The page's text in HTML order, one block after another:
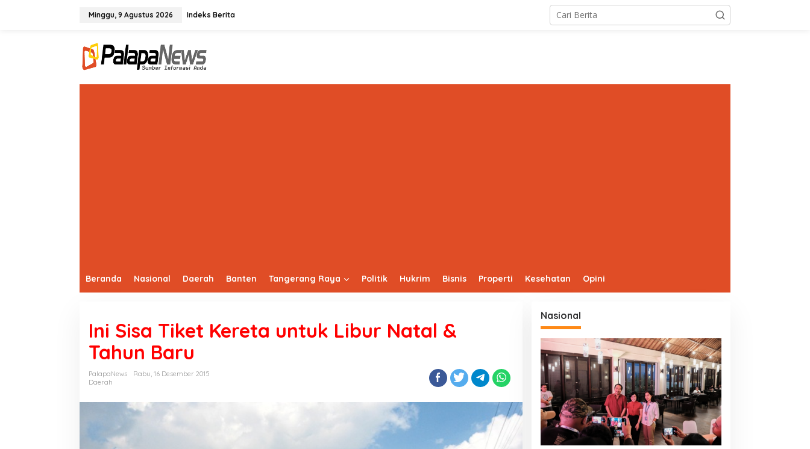
Minggu, 9 Agustus 2026 Indeks Berita
Beranda Nasional Daerah Banten Tangerang Raya Politik Hukrim Bisnis Properti Kesehatan Opini
Ini Sisa Tiket Kereta untuk Libur Natal &
Tahun Baru
PalapaNews
Rabu, 16 Desember 2015
Daerah
Nasional